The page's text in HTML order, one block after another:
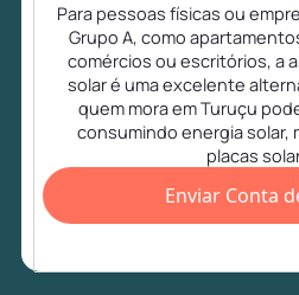
Para pessoas físicas ou
Grupo A, como
comércios ou escritórios, a
solar é uma excelente
quem mora em Turuçu
consumindo energia solar,
placas
Enviar Conta